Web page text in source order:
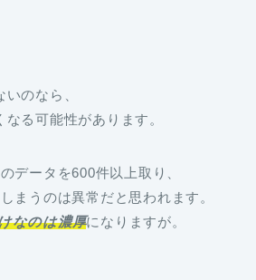
のなら、
る可能性があります。
データを600件以上取り、
まうのは異常だと思われます。
なのは濃厚になりますが。